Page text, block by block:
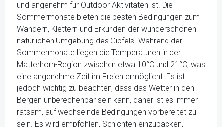
und angenehm für Outdoor-Aktivitäten ist. Die
Sommermonate bieten die besten Bedingungen zum
Wandern, Klettern und Erkunden der wunderschönen
natürlichen Umgebung des Gipfels. Während der
Sommermonate liegen die Temperaturen in der
Matterhorn-Region zwischen etwa 10°C und 21°C, was
eine angenehme Zeit im Freien ermöglicht. Es ist
jedoch wichtig zu beachten, dass das Wetter in den
Bergen unberechenbar sein kann, daher ist es immer
ratsam, auf wechselnde Bedingungen vorbereitet zu
sein. Es wird empfohlen, Schichten einzupacken,